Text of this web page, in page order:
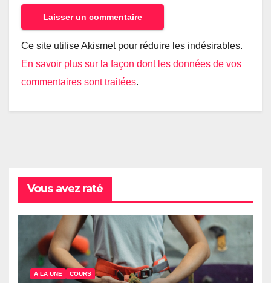
Ce site utilise Akismet pour réduire les indésirables.
En savoir plus sur la façon dont les données de vos
commentaires sont traitées.
Vous avez raté
A LA UNE COURS